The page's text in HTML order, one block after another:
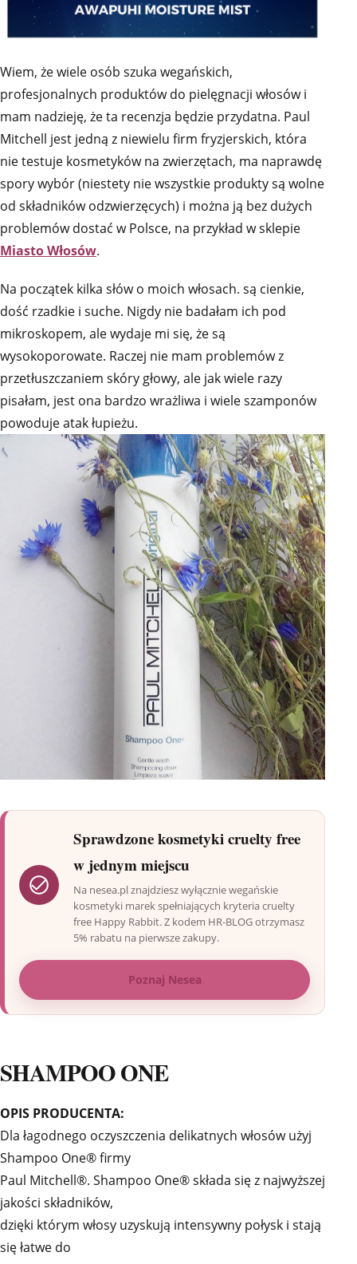
Wiem, że wiele osób szuka wegańskich,
profesjonalnych produktów do pielęgnacji włosów i
mam nadzieję, że ta recenzja będzie przydatna. Paul
Mitchell jest jedną z niewielu firm fryzjerskich, która
nie testuje kosmetyków na zwierzętach, ma naprawdę
spory wybór (niestety nie wszystkie produkty są wolne
od składników odzwierzęcych) i można ją bez dużych
problemów dostać w Polsce, na przykład w sklepie
Miasto Włosów.
Na początek kilka słów o moich włosach. są cienkie,
dość rzadkie i suche. Nigdy nie badałam ich pod
mikroskopem, ale wydaje mi się, że są
wysokoporowate. Raczej nie mam problemów z
przetłuszczaniem skóry głowy, ale jak wiele razy
pisałam, jest ona bardzo wrażliwa i wiele szamponów
powoduje atak łupieżu.
Sprawdzone kosmetyki cruelty free
w jednym miejscu
Na nesea.pl znajdziesz wyłącznie wegańskie
kosmetyki marek spełniających kryteria cruelty
free Happy Rabbit. Z kodem HR-BLOG otrzymasz
5% rabatu na pierwsze zakupy.
Poznaj Nesea
SHAMPOO ONE
OPIS PRODUCENTA:
Dla łagodnego oczyszczenia delikatnych włosów użyj
Shampoo One® firmy
Paul Mitchell®. Shampoo One® składa się z najwyższej
jakości składników,
dzięki którym włosy uzyskują intensywny połysk i stają
się łatwe do